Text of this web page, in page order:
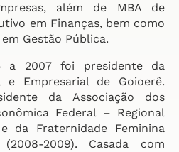
além de MBA de
em Finanças, bem como
Gestão Pública.
a 2007 foi presidente da
e Empresarial de Goioerê.
da Associação dos
Federal – Regional
e da Fraternidade Feminina
2009). Casada com